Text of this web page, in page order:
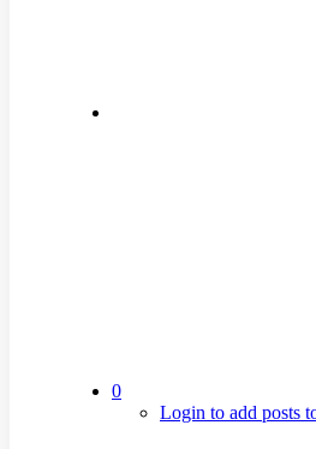
0
Login to add posts